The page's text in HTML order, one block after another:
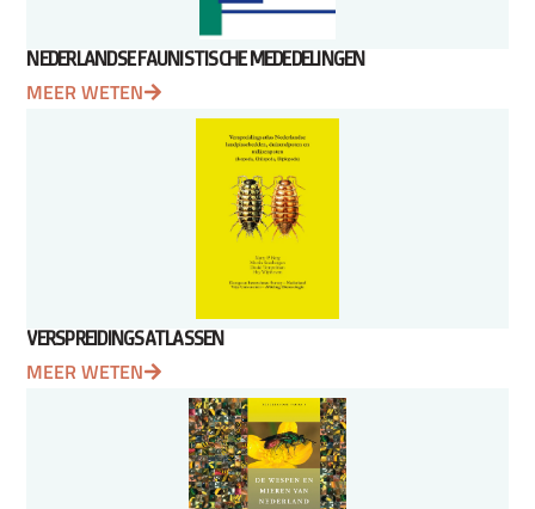
NEDERLANDSE FAUNISTISCHE MEDEDELINGEN
MEER WETEN
VERSPREIDINGSATLASSEN
MEER WETEN